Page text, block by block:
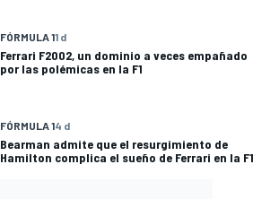
FÓRMULA 11 d
Ferrari F2002, un dominio a veces empañado
por las polémicas en la F1
FÓRMULA 14 d
Bearman admite que el resurgimiento de
Hamilton complica el sueño de Ferrari en la F1